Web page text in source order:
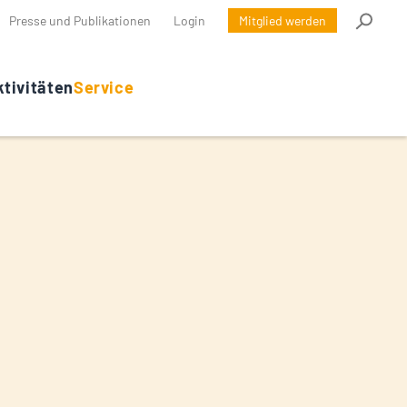
Presse und Publikationen Login Mitglied werden
Service